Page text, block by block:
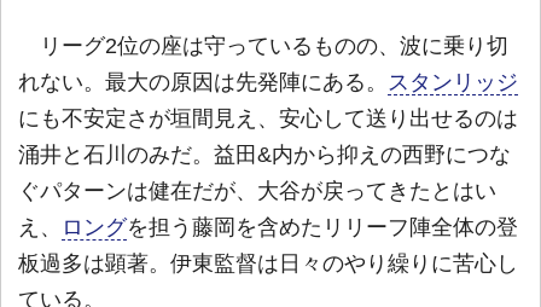
リーグ2位の座は守っているものの、波に乗り切
れない。最大の原因は先発陣にある。 スタンリッジ
にも不安定さが垣間見え、安心して送り出せるのは
涌井と石川のみだ。益田&内から抑えの西野につな
ぐパターンは健在だが、大谷が戻ってきたとはい
え、
ロングを担う藤岡を含めたリリーフ陣全体の登
板過多は顕著。伊東監督は日々のやり繰りに苦心し
ている。